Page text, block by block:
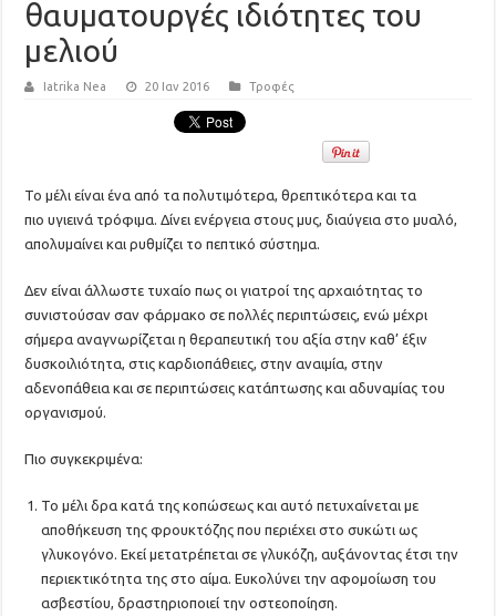
θαυματουργές ιδιότητες του
μελιού
Iatrika Nea 20 Ιαν 2016 Τροφές
Το μέλι είναι ένα από τα πολυτιμότερα, θρεπτικότερα και τα
πιο υγιεινά τρόφιμα. Δίνει ενέργεια στους μυς, διαύγεια στο μυαλό,
απολυμαίνει και ρυθμίζει το πεπτικό σύστημα.
Δεν είναι άλλωστε τυχαίο πως οι γιατροί της αρχαιότητας το
συνιστούσαν σαν φάρμακο σε πολλές περιπτώσεις, ενώ μέχρι
σήμερα αναγνωρίζεται η θεραπευτική του αξία στην καθ’ έξιν
δυσκοιλιότητα, στις καρδιοπάθειες, στην αναιμία, στην
αδενοπάθεια και σε περιπτώσεις κατάπτωσης και αδυναμίας του
οργανισμού.
Πιο συγκεκριμένα:
Το μέλι δρα κατά της κοπώσεως και αυτό πετυχαίνεται με
αποθήκευση της φρουκτόζης που περιέχει στο συκώτι ως
γλυκογόνο. Εκεί μετατρέπεται σε γλυκόζη, αυξάνοντας έτσι την
περιεκτικότητα της στο αίμα. Ευκολύνει την αφομοίωση του
ασβεστίου, δραστηριοποιεί την οστεοποίηση.